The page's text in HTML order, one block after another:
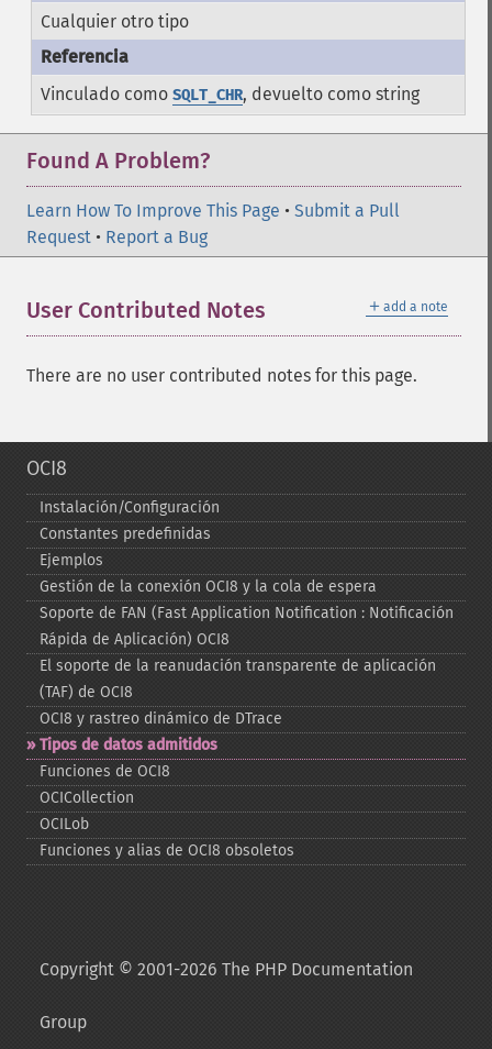
Cualquier otro tipo
Vinculado como SQLT_CHR, devuelto como string
Found A Problem?
Learn How To Improve This Page • Submit a Pull
Request • Report a Bug
＋ add a note
User Contributed Notes
There are no user contributed notes for this page.
OCI8
Instalación/Configuración
Constantes predefinidas
Ejemplos
Gestión de la conexión OCI8 y la cola de espera
Soporte de FAN (Fast Application Notification : Notificación
Rápida de Aplicación) OCI8
El soporte de la reanudación transparente de aplicación
(TAF) de OCI8
OCI8 y rastreo dinámico de DTrace
Tipos de datos admitidos
Funciones de OCI8
OCICollection
OCILob
Funciones y alias de OCI8 obsoletos
Copyright © 2001-2026 The PHP Documentation
Group